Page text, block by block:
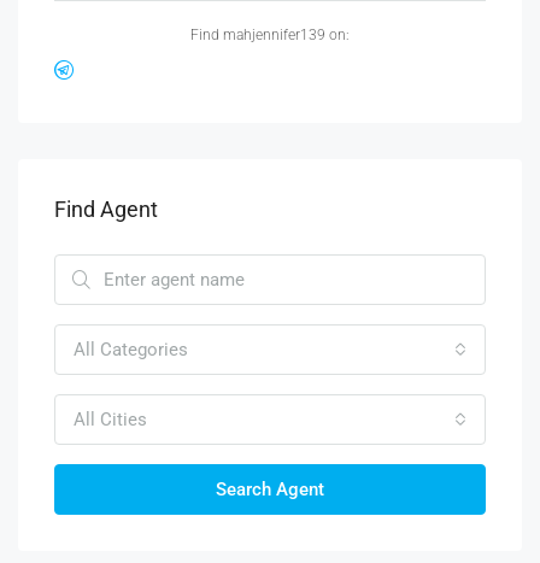
Find mahjennifer139 on:
Find Agent
All Categories
All Cities
Search Agent